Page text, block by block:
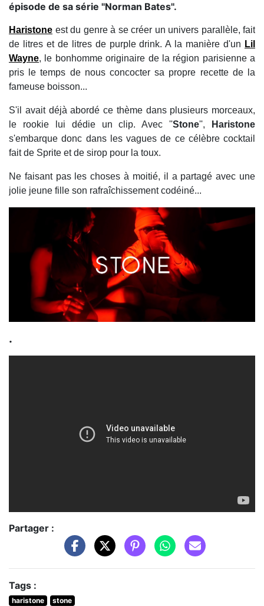
épisode de sa série ''Norman Bates''.
Haristone est du genre à se créer un univers parallèle, fait
de litres et de litres de purple drink. A la manière d'un Lil
Wayne, le bonhomme originaire de la région parisienne a
pris le temps de nous concocter sa propre recette de la
fameuse boisson...
S'il avait déjà abordé ce thème dans plusieurs morceaux,
le rookie lui dédie un clip. Avec ''Stone'',
Haristone
s'embarque donc dans les vagues de ce célèbre cocktail
fait de Sprite et de sirop pour la toux.
Ne faisant pas les choses à moitié, il a partagé avec une
jolie jeune fille son rafraîchissement codéiné...
.
Partager :
Tags :
haristone stone